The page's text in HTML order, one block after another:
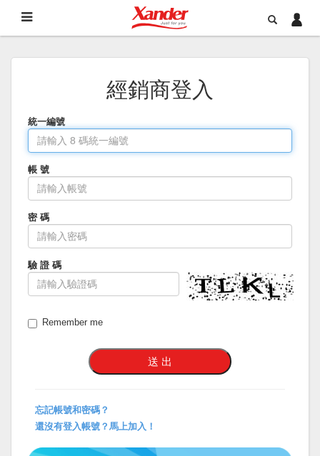
經銷商登入
統一編號
帳 號
密 碼
驗 證 碼
Remember me
忘記帳號和密碼？
還沒有登入帳號？馬上加入！